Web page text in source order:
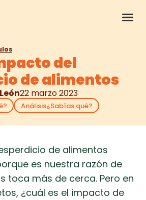
del
de alimentos
22 marzo 2023
Análisis¿Sabías qué?
de alimentos
es nuestra razón de
toca más de cerca. Pero en
¿cuál es el impacto de